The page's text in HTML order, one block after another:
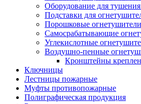
Оборудование для
Подставки для
Порошковые огнетушители
Самосрабатывающие
Углекислотные
Воздушно-пенные
Кронштейны
Ключницы
Лестницы пожарные
Муфты противопожарные
Полиграфическая продукция